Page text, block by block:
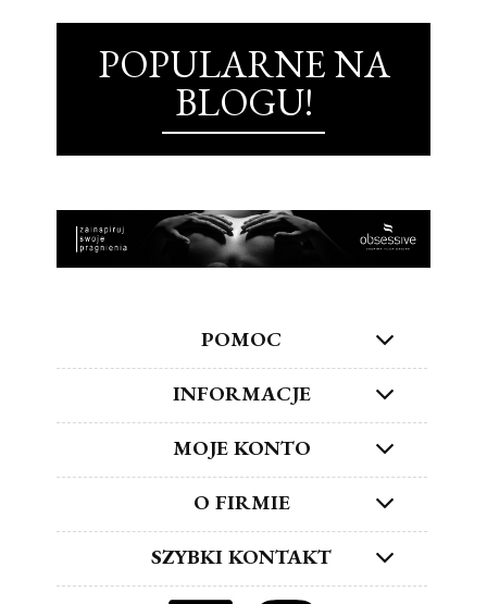
POPULARNE NA
BLOGU!
POMOC
INFORMACJE
MOJE KONTO
O FIRMIE
SZYBKI KONTAKT